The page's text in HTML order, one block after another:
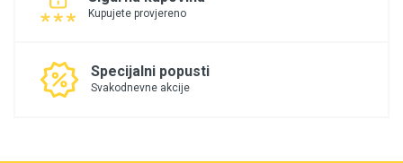
Kupujete provjereno
Specijalni popusti
Svakodnevne akcije